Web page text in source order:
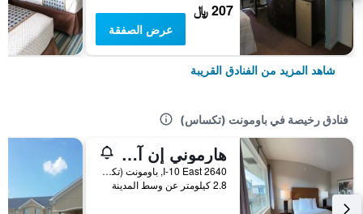
207 ﷼
عرض الصفقة
شاهد المزيد من الفنادق القريبة
فنادق رخيصة في باومونت (تكساس)
هارموني إن آند سويتس
2640 I-10 East, باومونت (تكساس), TX, الولايات المتحدة الأميريكية
2.8 كيلومتر عن وسط المدينة